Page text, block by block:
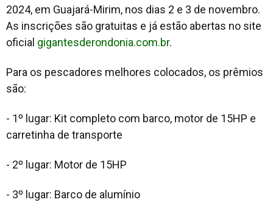
2024, em Guajará-Mirim, nos dias 2 e 3 de novembro.
As inscrições são gratuitas e já estão abertas no site
oficial gigantesderondonia.com.br.
Para os pescadores melhores colocados, os prêmios
são:
- 1º lugar: Kit completo com barco, motor de 15HP e
carretinha de transporte
- 2º lugar: Motor de 15HP
- 3º lugar: Barco de alumínio